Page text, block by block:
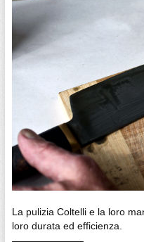
La pulizia Coltelli e la loro
loro durata ed efficienza.